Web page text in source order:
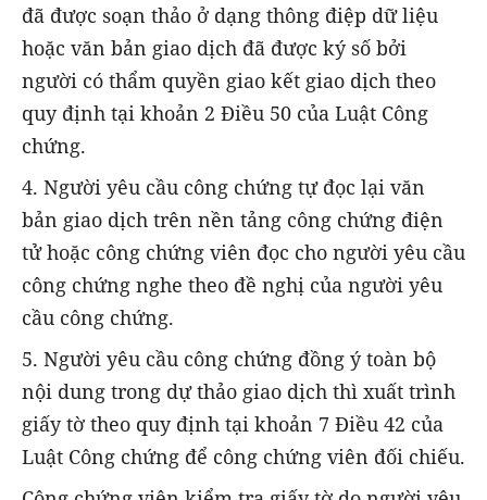
đã được soạn thảo ở dạng thông điệp dữ liệu
hoặc văn bản giao dịch đã được ký số bởi
người có thẩm quyền giao kết giao dịch theo
quy định tại khoản 2 Điều 50 của Luật Công
chứng.
4. Người yêu cầu công chứng tự đọc lại văn
bản giao dịch trên nền tảng công chứng điện
tử hoặc công chứng viên đọc cho người yêu cầu
công chứng nghe theo đề nghị của người yêu
cầu công chứng.
5. Người yêu cầu công chứng đồng ý toàn bộ
nội dung trong dự thảo giao dịch thì xuất trình
giấy tờ theo quy định tại khoản 7 Điều 42 của
Luật Công chứng để công chứng viên đối chiếu.